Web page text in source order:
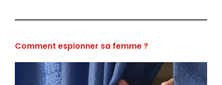
Comment espionner sa femme ?